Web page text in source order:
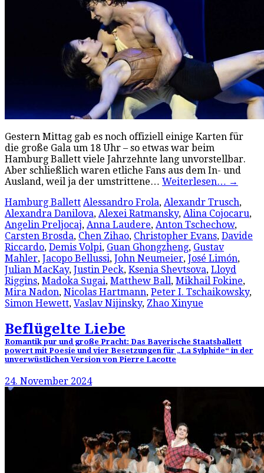
Gestern Mittag gab es noch offiziell einige Karten für
die große Gala um 18 Uhr – so etwas war beim
Hamburg Ballett viele Jahrzehnte lang unvorstellbar.
Aber schließlich waren etliche Fans aus dem In- und
Ausland, weil ja der umstrittene… Weiterlesen… →
Hamburg Ballett Alessandro Frola, Alexandr Trusch,
Alexandra Danilova, Alexei Ratmansky, Alina Cojocaru,
Angelin Preljocaj, Anna Laudere, Anton Tschechow,
Carsten Brosda, Chen Zihao, Christopher Evans, Davide
Riccardo, Demis Volpi, Guan Ghongzheng, Gustav
Mahler, Jacopo Bellussi, John Neumeier, José Limón,
Julian MacKay, Justin Peck, Ksenia Shevtsova, Lloyd
Riggins, Madoka Sugai, Matthew Ball, Mikhail Fokine,
Mira Nadon, Nicolas Hartmann, Peter I. Tschaikowsky,
Simon Hewett, Vaslav Nijinsky, Zhao Xinyue
Beflügelte Liebe
Romantik pur und große Pracht: Das Bayerische Staatsballett
powert mit Poesie und vier Besetzungen für „La Sylphide“ in der
unverwüstlichen Version von Pierre Lacotte
24. November 2024